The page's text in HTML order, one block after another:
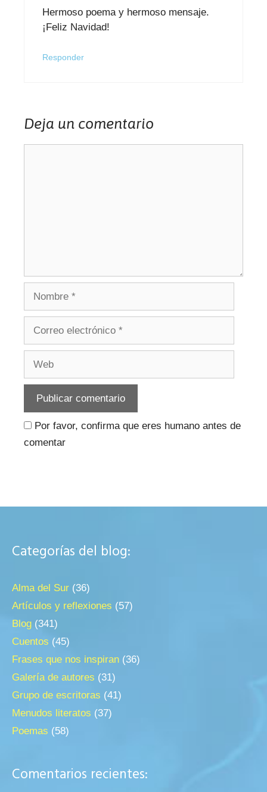
Hermoso poema y hermoso mensaje.
¡Feliz Navidad!
Responder
Deja un comentario
Por favor, confirma que eres humano antes de
comentar
Categorías del blog:
Alma del Sur (36)
Artículos y reflexiones (57)
Blog (341)
Cuentos (45)
Frases que nos inspiran (36)
Galería de autores (31)
Grupo de escritoras (41)
Menudos literatos (37)
Poemas (58)
Comentarios recientes: